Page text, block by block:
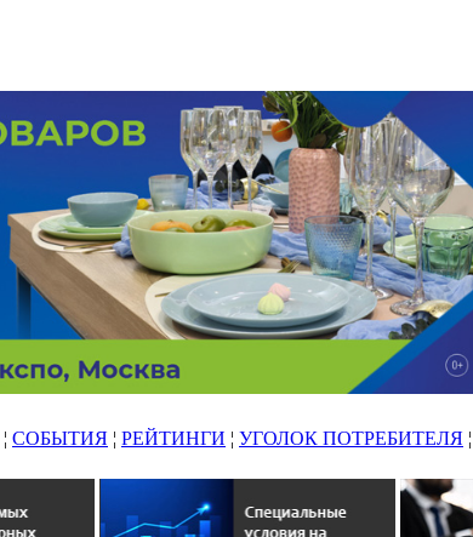
¦ СОБЫТИЯ ¦ РЕЙТИНГИ ¦ УГОЛОК ПОТРЕБИТЕЛЯ ¦